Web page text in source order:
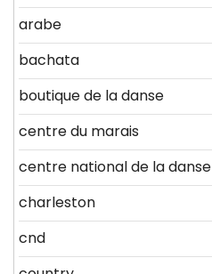
arabe
bachata
boutique de la danse
centre du marais
centre national de la danse
charleston
cnd